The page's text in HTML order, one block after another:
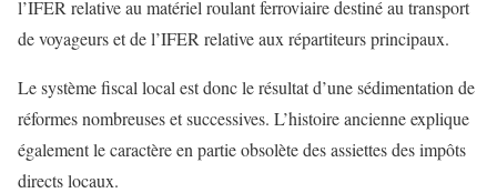
l’IFER relative au matériel roulant ferroviaire destiné au transport
de voyageurs et de l’IFER relative aux répartiteurs principaux.
Le système fiscal local est donc le résultat d’une sédimentation de
réformes nombreuses et successives. L’histoire ancienne explique
également le caractère en partie obsolète des assiettes des impôts
directs locaux.